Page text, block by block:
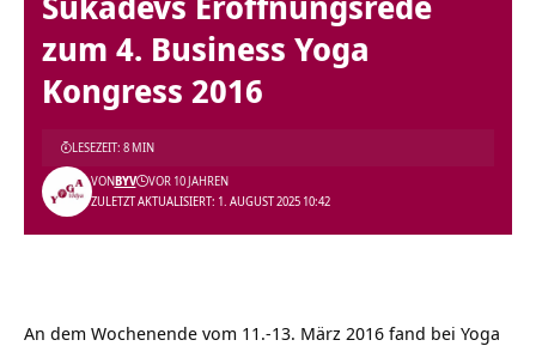
zum 4. Business Yoga
Kongress 2016
ZULETZT AKTUALISIERT: 1. AUGUST 2025 10:42
VONBYV VOR 10 JAHREN
LESEZEIT: 8 MIN
An dem Wochenende vom 11.-13. März 2016 fand bei Yoga